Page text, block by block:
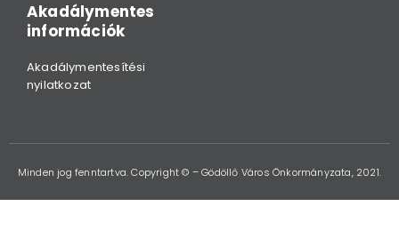
Akadálymentes
információk
Akadálymentesítési
nyilatkozat
Minden jog fenntartva. Copyright © – Gödöllő Város Önkormányzata, 2021.